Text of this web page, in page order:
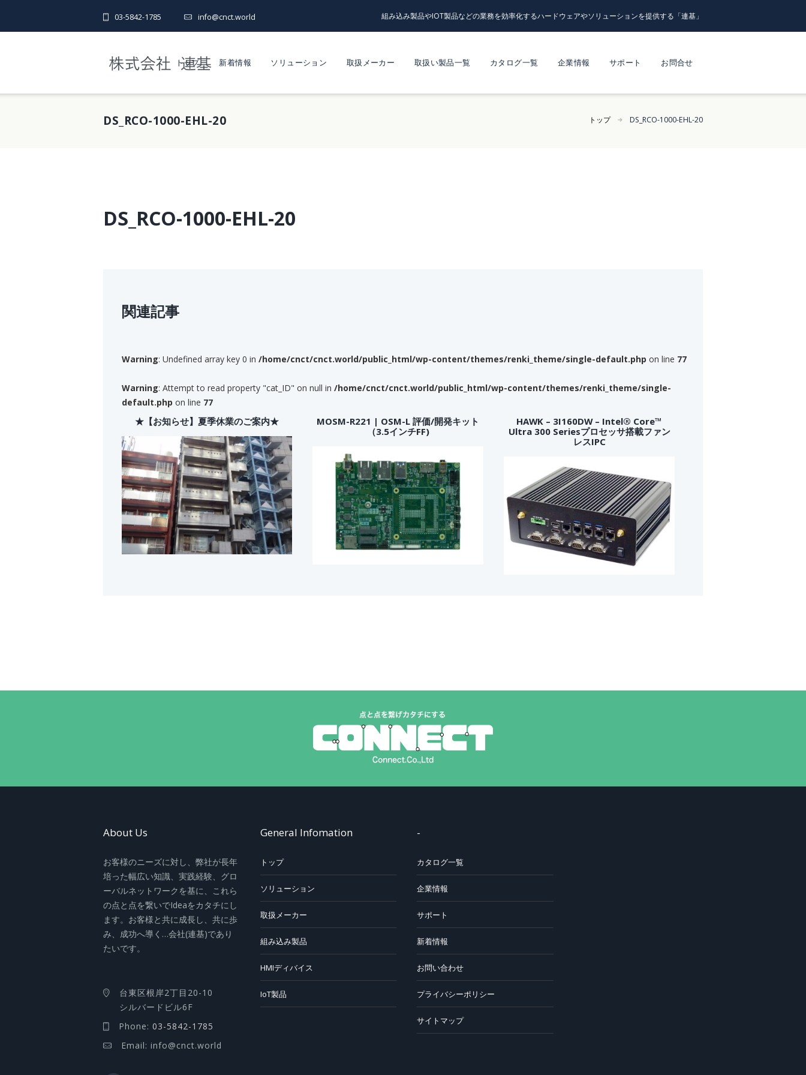
03-5842-1785 info@cnct.world 組み込み製品やIOT製品などの業務を効率化するハードウェアやソリューションを提供する「連基」
トップ 新着情報 ソリューション 取扱メーカー 取扱い製品一覧 カタログ一覧 企業情報 サポート お問合せ
DS_RCO-1000-EHL-20 トップ DS_RCO-1000-EHL-20
DS_RCO-1000-EHL-20
関連記事
Warning: Undefined array key 0 in /home/cnct/cnct.world/public_html/wp-content/themes/renki_theme/single-default.php on line 77
Warning: Attempt to read property "cat_ID" on null in /home/cnct/cnct.world/public_html/wp-content/themes/renki_theme/single-
default.php on line 77
★【お知らせ】夏季休業のご案内★
MOSM-R221 | OSM-L 評価/開発キット
（3.5インチFF)
HAWK – 3I160DW – Intel® Core™
Ultra 300 Seriesプロセッサ搭載ファン
レスIPC
About Us
お客様のニーズに対し、弊社が長年
培った幅広い知識、実践経験、グロ
ーバルネットワークを基に、これら
の点と点を繋いでIdeaをカタチにし
ます。お客様と共に成長し、共に歩
み、成功へ導く…会社(連基)であり
たいです。
台東区根岸2丁目20-10
シルバードビル6F
Phone: 03-5842-1785
Email: info@cnct.world
General Infomation
トップ
ソリューション
取扱メーカー
組み込み製品
HMIディバイス
IoT製品
-
カタログ一覧
企業情報
サポート
新着情報
お問い合わせ
プライバシーポリシー
サイトマップ